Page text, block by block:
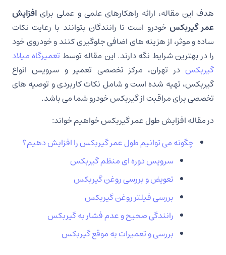
هدف این مقاله، ارائه راهکارهای علمی و عملی برای افزایش
عمر گیربکس خودرو است تا رانندگان بتوانند با رعایت نکات
ساده و موثر، از هزینه های اضافی جلوگیری کنند و خودروی خود
را در بهترین شرایط نگه دارند. این مقاله توسط تعمیرگاه میلاد
گیربکس در تهران، مرکز تخصصی تعمیر و سرویس انواع
گیربکس، تهیه شده است و شامل نکات کاربردی و توصیه های
تخصصی برای مراقبت از گیربکس خودرو شما می باشد.
در مقاله افزایش طول عمر گیربکس خواهیم خواند:
چگونه می توانیم طول عمر گیربکس را افزایش دهیم؟
سرویس دوره ای منظم گیربکس
تعویض و بررسی روغن گیربکس
بررسی فیلتر روغن گیربکس
رانندگی صحیح و عدم فشار به گیربکس
بررسی و تعمیرات به موقع گیربکس